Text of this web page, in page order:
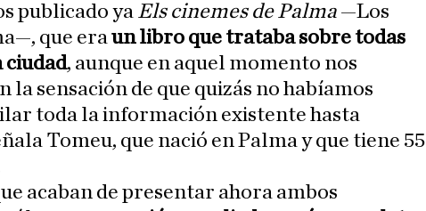
publicado ya Els cinemes de Palma —Los
que eraun libro que trataba sobre todas
ciudad, aunque en aquel momento nos
la sensación de que quizás no habíamos
toda la información existente hasta
Tomeu, que nació en Palma y que tiene 55
acaban de presentar ahora ambos